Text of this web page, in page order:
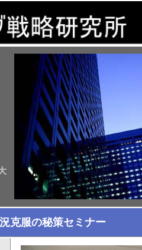
克服の秘策セミナー